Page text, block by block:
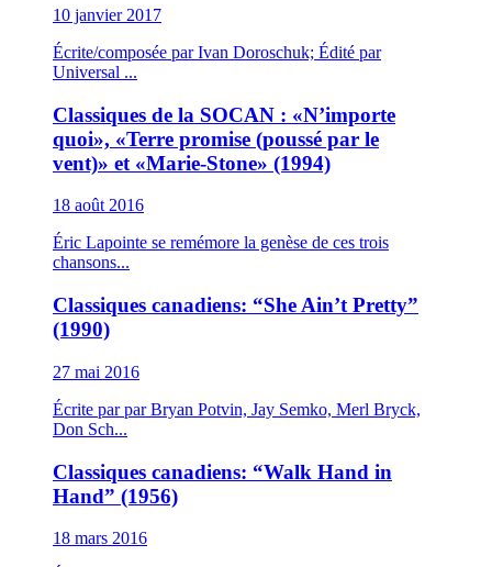
10 janvier 2017
Écrite/composée par Ivan Doroschuk; Édité par
Universal ...
Classiques de la SOCAN : «N’importe
quoi», «Terre promise (poussé par le
vent)» et «Marie-Stone» (1994)
18 août 2016
Éric Lapointe se remémore la genèse de ces trois
chansons...
Classiques canadiens: “She Ain’t Pretty”
(1990)
27 mai 2016
Écrite par par Bryan Potvin, Jay Semko, Merl Bryck,
Don Sch...
Classiques canadiens: “Walk Hand in
Hand” (1956)
18 mars 2016